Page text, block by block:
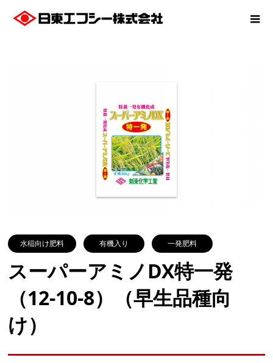
水稲向け肥料 有機入り 一発肥料
スーパーアミノDX特一発
（12-10-8）（早生品種向
け）